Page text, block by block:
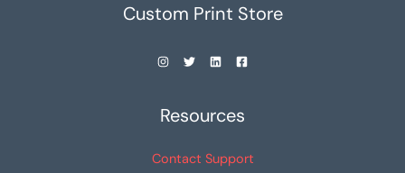
Custom Print Store
Resources
Contact Support